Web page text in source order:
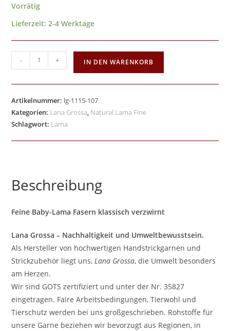
Vorrätig
Lieferzeit:2-4 Werktage
- + IN DEN WARENKORB
Artikelnummer: lg-1115-107
Kategorien: Lana Grossa, Natural Lama Fine
Schlagwort: Lama
Beschreibung
Feine Baby-Lama Fasern klassisch verzwirnt
Lana Grossa – Nachhaltigkeit und Umweltbewusstsein.
Als Hersteller von hochwertigen Handstrickgarnen und
Strickzubehör liegt uns,Lana Grossa, die Umwelt besonders
am Herzen.
Wir sind GOTS zertifiziert und unter der Nr. 35827
eingetragen. Faire Arbeitsbedingungen, Tierwohl und
Tierschutz werden bei uns großgeschrieben. Rohstoffe für
unsere Garne beziehen wir bevorzugt aus Regionen, in